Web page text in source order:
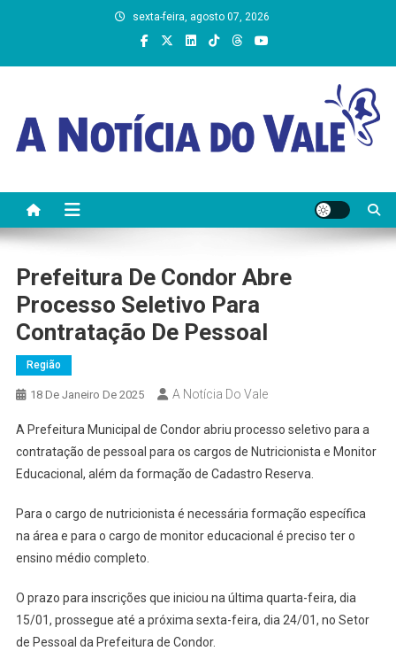
sexta-feira, agosto 07, 2026
Prefeitura De Condor Abre
Processo Seletivo Para
Contratação De Pessoal
Região
18 De Janeiro De 2025 A Notícia Do Vale
A Prefeitura Municipal de Condor abriu processo seletivo para a
contratação de pessoal para os cargos de Nutricionista e Monitor
Educacional, além da formação de Cadastro Reserva.
Para o cargo de nutricionista é necessária formação específica
na área e para o cargo de monitor educacional é preciso ter o
ensino médio completo.
O prazo para inscrições que iniciou na última quarta-feira, dia
15/01, prossegue até a próxima sexta-feira, dia 24/01, no Setor
de Pessoal da Prefeitura de Condor.